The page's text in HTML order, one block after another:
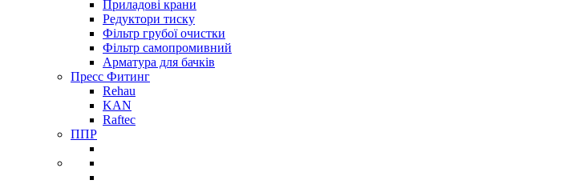
Приладові крани
Редуктори тиску
Фільтр грубої очистки
Фільтр самопромивний
Арматура для бачків
Пресс Фитинг
Rehau
KAN
Raftec
ППР